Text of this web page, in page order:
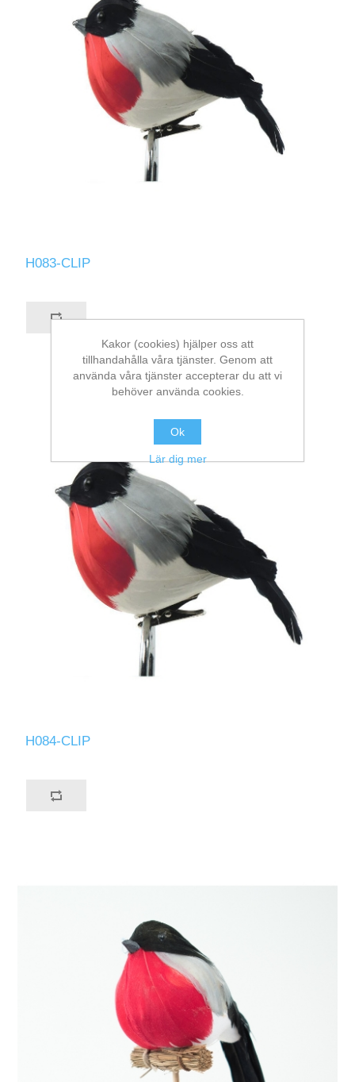
H083-CLIP
H084-CLIP
Kakor (cookies) hjälper oss att
tillhandahålla våra tjänster. Genom att
använda våra tjänster accepterar du att vi
behöver använda cookies.
Ok
Lär dig mer